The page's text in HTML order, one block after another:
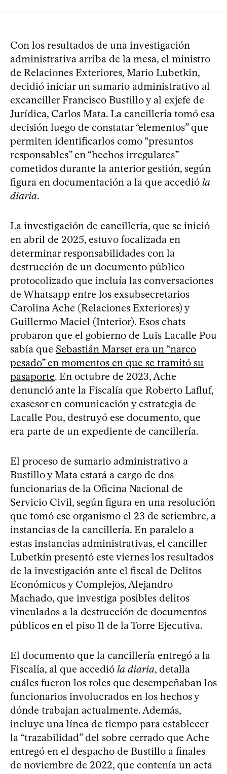
Con los resultados de una investigación
administrativa arriba de la mesa, el ministro
de Relaciones Exteriores, Mario Lubetkin,
decidió iniciar un sumario administrativo al
excanciller Francisco Bustillo y al exjefe de
Jurídica, Carlos Mata. La cancillería tomó esa
decisión luego de constatar “elementos” que
permiten identificarlos como “presuntos
responsables” en “hechos irregulares”
cometidos durante la anterior gestión, según
figura en documentación a la que accedió la
diaria.
La investigación de cancillería, que se inició
en abril de 2025, estuvo focalizada en
determinar responsabilidades con la
destrucción de un documento público
protocolizado que incluía las conversaciones
de Whatsapp entre los exsubsecretarios
Carolina Ache (Relaciones Exteriores) y
Guillermo Maciel (Interior). Esos chats
probaron que el gobierno de Luis Lacalle Pou
sabía que Sebastián Marset era un “narco
pesado” en momentos en que se tramitó su
pasaporte. En octubre de 2023, Ache
denunció ante la Fiscalía que Roberto Lafluf,
exasesor en comunicación y estrategia de
Lacalle Pou, destruyó ese documento, que
era parte de un expediente de cancillería.
El proceso de sumario administrativo a
Bustillo y Mata estará a cargo de dos
funcionarias de la Oficina Nacional de
Servicio Civil, según figura en una resolución
que tomó ese organismo el 23 de setiembre, a
instancias de la cancillería. En paralelo a
estas instancias administrativas, el canciller
Lubetkin presentó este viernes los resultados
de la investigación ante el fiscal de Delitos
Económicos y Complejos, Alejandro
Machado, que investiga posibles delitos
vinculados a la destrucción de documentos
públicos en el piso 11 de la Torre Ejecutiva.
El documento que la cancillería entregó a la
Fiscalía, al que accedió la diaria, detalla
cuáles fueron los roles que desempeñaban los
funcionarios involucrados en los hechos y
dónde trabajan actualmente. Además,
incluye una línea de tiempo para establecer
la “trazabilidad” del sobre cerrado que Ache
entregó en el despacho de Bustillo a finales
de noviembre de 2022, que contenía un acta